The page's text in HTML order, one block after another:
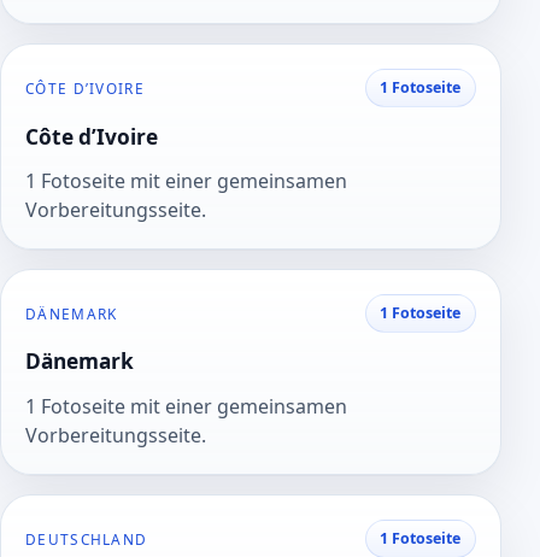
CÔTE D’IVOIRE 1 Fotoseite
Côte d’Ivoire
1 Fotoseite mit einer gemeinsamen
Vorbereitungsseite.
DÄNEMARK 1 Fotoseite
Dänemark
1 Fotoseite mit einer gemeinsamen
Vorbereitungsseite.
DEUTSCHLAND 1 Fotoseite